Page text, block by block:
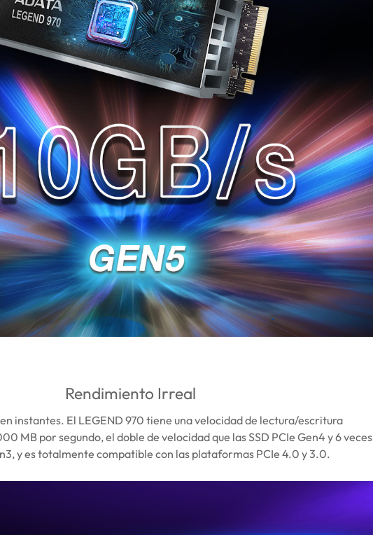
Rendimiento Irreal
instantes. El LEGEND 970 tiene una velocidad de lectura/escritura
MB por segundo, el doble de velocidad que las SSD PCIe Gen4 y 6 veces
y es totalmente compatible con las plataformas PCIe 4.0 y 3.0.